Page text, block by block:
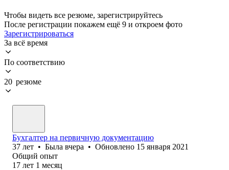
Чтобы видеть все резюме, зарегистрируйтесь
После регистрации покажем ещё 9 и откроем фото
Зарегистрироваться
За всё время
По соответствию
20 резюме
Бухгалтер на первичную документацию
37 лет • Была вчера • Обновлено 15 января 2021
Общий опыт
17 лет 1 месяц